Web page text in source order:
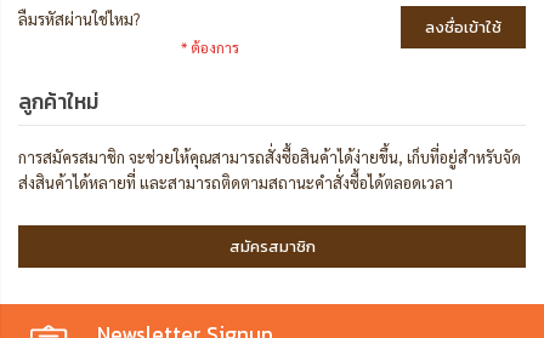
ลงชื่อเข้าใช้
ลืมรหัสผ่านใช่ไหม?
ลูกค้าใหม่
การสมัครสมาชิก จะช่วยให้คุณสามารถสั่งซื้อสินค้าได้ง่ายขึ้น, เก็บที่อยู่สำหรับจัด
ส่งสินค้าได้หลายที่ และสามารถติดตามสถานะคำสั่งซื้อได้ตลอดเวลา
สมัครสมาชิก